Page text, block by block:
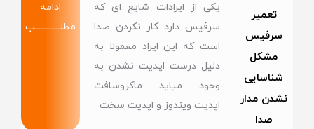
تعمیر
سرفیس
مشکل
شناسایی
نشدن مدار
صدا
یکی از ایرادات شایع ای که
سرفیس دارد کار نکردن صدا
است که این ایراد معمولا به
دلیل درست اپدیت نشدن به
وجود میاید ماکروسافت
اپدیت ویندوز و اپدیت سخت
ادامه
مطلــــــــــــب